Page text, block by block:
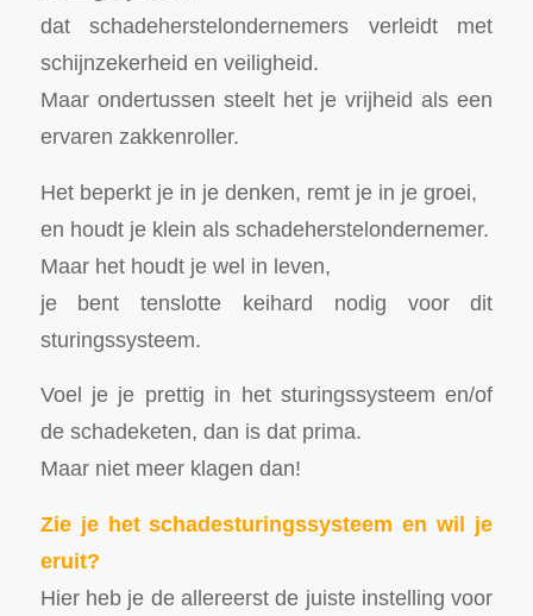
dat schadeherstelondernemers verleidt met
schijnzekerheid en veiligheid.
Maar ondertussen steelt het je vrijheid als een
ervaren zakkenroller.
Het beperkt je in je denken, remt je in je groei,
en houdt je klein als schadeherstelondernemer.
Maar het houdt je wel in leven,
je bent tenslotte keihard nodig voor dit
sturingssysteem.
Voel je je prettig in het sturingssysteem en/of
de schadeketen, dan is dat prima.
Maar niet meer klagen dan!
Zie je het schadesturingssysteem en wil je
eruit?
Hier heb je de allereerst de juiste instelling voor